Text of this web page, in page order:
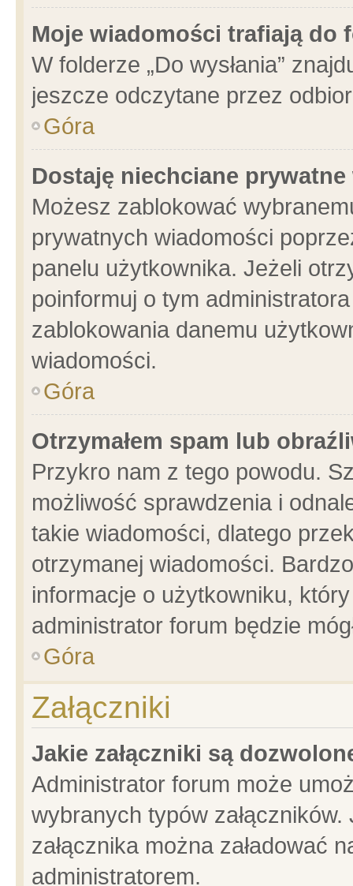
Moje wiadomości trafiają do
W folderze „Do wysłania”
jeszcze odczytane przez
Góra
Dostaję niechciane
Możesz zablokować
prywatnych wiadomości
panelu użytkownika. Jeżeli
poinformuj o tym
zablokowania danemu
wiadomości.
Góra
Otrzymałem spam lub
Przykro nam z tego powodu.
możliwość sprawdzenia i
takie wiadomości, dlatego
otrzymanej wiadomości.
informacje o użytkowniku,
administrator forum będzie
Góra
Załączniki
Jakie załączniki są
Administrator forum może
wybranych typów
załącznika można załadować
administratorem.